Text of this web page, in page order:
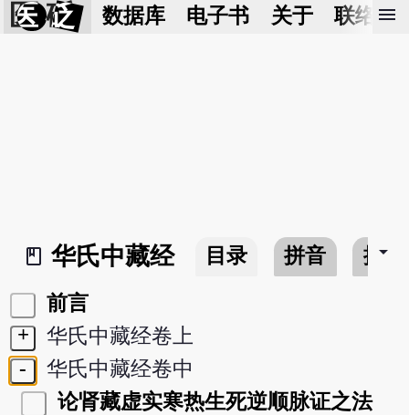
医 砭 数据库 电子书 关于 联络我
menu
book_2
华氏中藏经 目录 拼音 搜寻
arrow_drop_down
前言
+
华氏中藏经卷上
-
华氏中藏经卷中
论肾藏虚实寒热生死逆顺脉证之法